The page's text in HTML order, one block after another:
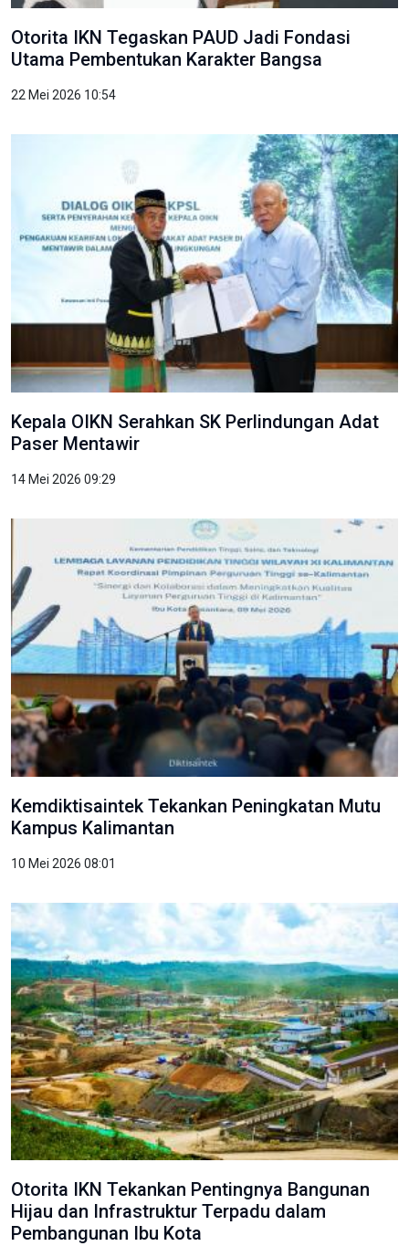
Otorita IKN Tegaskan PAUD Jadi Fondasi
Utama Pembentukan Karakter Bangsa
22 Mei 2026 10:54
Kepala OIKN Serahkan SK Perlindungan Adat
Paser Mentawir
14 Mei 2026 09:29
Kemdiktisaintek Tekankan Peningkatan Mutu
Kampus Kalimantan
10 Mei 2026 08:01
Otorita IKN Tekankan Pentingnya Bangunan
Hijau dan Infrastruktur Terpadu dalam
Pembangunan Ibu Kota